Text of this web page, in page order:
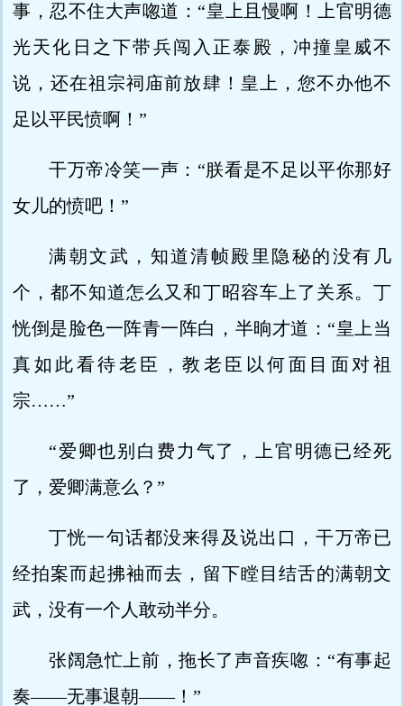
事，忍不住大声唿道：“皇上且慢啊！上官明德
光天化日之下带兵闯入正泰殿，冲撞皇威不
说，还在祖宗祠庙前放肆！皇上，您不办他不
足以平民愤啊！”
干万帝冷笑一声：“朕看是不足以平你那好
女儿的愤吧！”
满朝文武，知道清帧殿里隐秘的没有几
个，都不知道怎么又和丁昭容车上了关系。丁
恍倒是脸色一阵青一阵白，半晌才道：“皇上当
真如此看待老臣，教老臣以何面目面对祖
宗……”
“爱卿也别白费力气了，上官明德已经死
了，爱卿满意么？”
丁恍一句话都没来得及说出口，干万帝已
经拍案而起拂袖而去，留下瞠目结舌的满朝文
武，没有一个人敢动半分。
张阔急忙上前，拖长了声音疾唿：“有事起
奏——无事退朝——！”